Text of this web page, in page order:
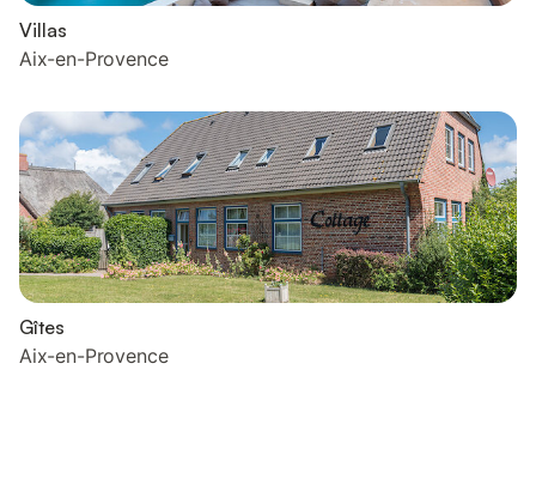
Villas
Aix-en-Provence
Gîtes
Aix-en-Provence